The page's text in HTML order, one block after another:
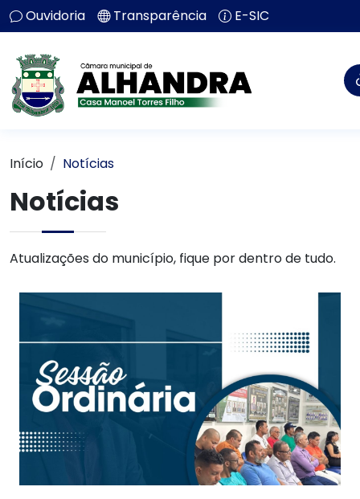
Ouvidoria Transparência E-SIC
Início Notícias
Notícias
Atualizações do município, fique por dentro de tudo.